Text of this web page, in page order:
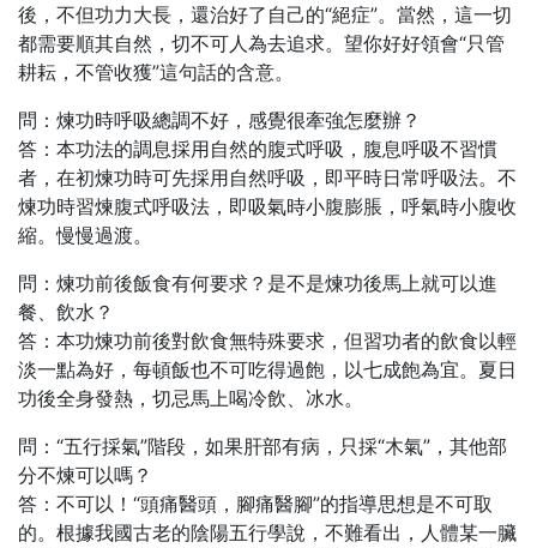
後，不但功力大長，還治好了自己的“絕症”。當然，這一切
都需要順其自然，切不可人為去追求。望你好好領會“只管
耕耘，不管收獲”這句話的含意。
問：煉功時呼吸總調不好，感覺很牽強怎麼辦？
答：本功法的調息採用自然的腹式呼吸，腹息呼吸不習慣
者，在初煉功時可先採用自然呼吸，即平時日常呼吸法。不
煉功時習煉腹式呼吸法，即吸氣時小腹膨脹，呼氣時小腹收
縮。慢慢過渡。
問：煉功前後飯食有何要求？是不是煉功後馬上就可以進
餐、飲水？
答：本功煉功前後對飲食無特殊要求，但習功者的飲食以輕
淡一點為好，每頓飯也不可吃得過飽，以七成飽為宜。夏日
功後全身發熱，切忌馬上喝冷飲、冰水。
問：“五行採氣”階段，如果肝部有病，只採“木氣”，其他部
分不煉可以嗎？
答：不可以！“頭痛醫頭，腳痛醫腳”的指導思想是不可取
的。根據我國古老的陰陽五行學說，不難看出，人體某一臟